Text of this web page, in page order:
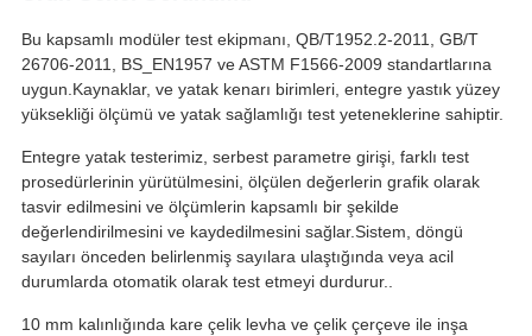
Bu kapsamlı modüler test ekipmanı, QB/T1952.2-2011, GB/T
26706-2011, BS_EN1957 ve ASTM F1566-2009 standartlarına
uygun.Kaynaklar, ve yatak kenarı birimleri, entegre yastık yüzey
yüksekliği ölçümü ve yatak sağlamlığı test yeteneklerine sahiptir.
Entegre yatak testerimiz, serbest parametre girişi, farklı test
prosedürlerinin yürütülmesini, ölçülen değerlerin grafik olarak
tasvir edilmesini ve ölçümlerin kapsamlı bir şekilde
değerlendirilmesini ve kaydedilmesini sağlar.Sistem, döngü
sayıları önceden belirlenmiş sayılara ulaştığında veya acil
durumlarda otomatik olarak test etmeyi durdurur..
10 mm kalınlığında kare çelik levha ve çelik çerçeve ile inşa